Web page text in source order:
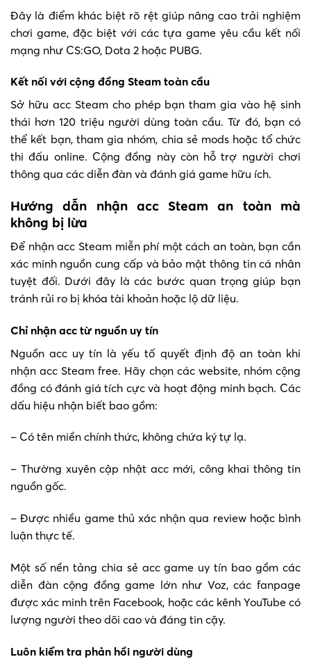
Đây là điểm khác biệt rõ rệt giúp nâng cao trải nghiệm
chơi game, đặc biệt với các tựa game yêu cầu kết nối
mạng như CS:GO, Dota 2 hoặc PUBG.
Kết nối với cộng đồng Steam toàn cầu
Sở hữu acc Steam cho phép bạn tham gia vào hệ sinh
thái hơn 120 triệu người dùng toàn cầu. Từ đó, bạn có
thể kết bạn, tham gia nhóm, chia sẻ mods hoặc tổ chức
thi đấu online. Cộng đồng này còn hỗ trợ người chơi
thông qua các diễn đàn và đánh giá game hữu ích.
Hướng dẫn nhận acc Steam an toàn mà
không bị lừa
Để nhận acc Steam miễn phí một cách an toàn, bạn cần
xác minh nguồn cung cấp và bảo mật thông tin cá nhân
tuyệt đối. Dưới đây là các bước quan trọng giúp bạn
tránh rủi ro bị khóa tài khoản hoặc lộ dữ liệu.
Chỉ nhận acc từ nguồn uy tín
Nguồn acc uy tín là yếu tố quyết định độ an toàn khi
nhận acc Steam free. Hãy chọn các website, nhóm cộng
đồng có đánh giá tích cực và hoạt động minh bạch. Các
dấu hiệu nhận biết bao gồm:
– Có tên miền chính thức, không chứa ký tự lạ.
– Thường xuyên cập nhật acc mới, công khai thông tin
nguồn gốc.
– Được nhiều game thủ xác nhận qua review hoặc bình
luận thực tế.
Một số nền tảng chia sẻ acc game uy tín bao gồm các
diễn đàn cộng đồng game lớn như Voz, các fanpage
được xác minh trên Facebook, hoặc các kênh YouTube có
lượng người theo dõi cao và đáng tin cậy.
Luôn kiểm tra phản hồi người dùng